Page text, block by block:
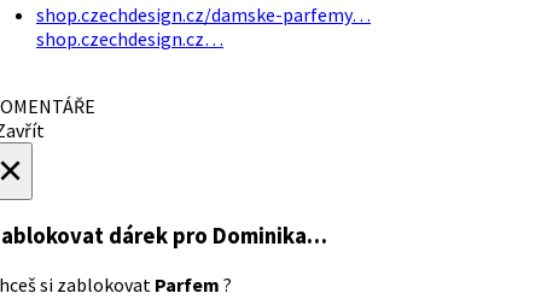
shop.czechdesign.cz/damske-parfemy…
shop.czechdesign.cz…
dárek pro Dominika…
si zablokovat Parfem ?